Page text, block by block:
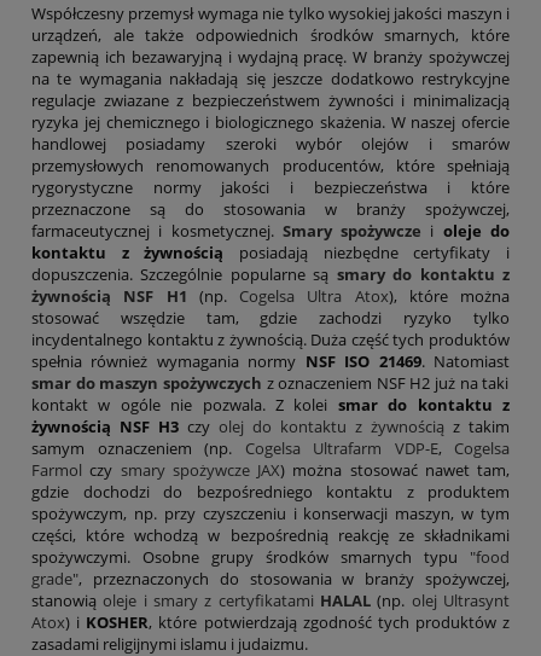
Współczesny przemysł wymaga nie tylko wysokiej jakości maszyn i
urządzeń, ale także odpowiednich środków smarnych, które
zapewnią ich bezawaryjną i wydajną pracę. W branży spożywczej
na te wymagania nakładają się jeszcze dodatkowo restrykcyjne
regulacje zwiazane z bezpieczeństwem żywności i minimalizacją
ryzyka jej chemicznego i biologicznego skażenia. W naszej ofercie
handlowej posiadamy szeroki wybór olejów i smarów
przemysłowych renomowanych producentów, które spełniają
rygorystyczne normy jakości i bezpieczeństwa i które
przeznaczone są do stosowania w branży spożywczej,
farmaceutycznej i kosmetycznej. Smary spożywcze i oleje do
kontaktu z żywnością posiadają niezbędne certyfikaty i
dopuszczenia. Szczególnie popularne są smary do kontaktu z
żywnością NSF H1
(np. Cogelsa Ultra Atox), które można
stosować wszędzie tam, gdzie zachodzi ryzyko tylko
incydentalnego kontaktu z żywnością. Duża część tych produktów
spełnia również wymagania normy NSF ISO 21469. Natomiast
smar do maszyn spożywczych z oznaczeniem NSF H2 już na taki
kontakt w ogóle nie pozwala. Z kolei smar do kontaktu z
żywnością NSF H3 czy olej do kontaktu z żywnością z takim
samym oznaczeniem (np. Cogelsa Ultrafarm VDP-E, Cogelsa
Farmol czy smary spożywcze JAX) można stosować nawet tam,
gdzie dochodzi do bezpośredniego kontaktu z produktem
spożywczym, np. przy czyszczeniu i konserwacji maszyn, w tym
części, które wchodzą w bezpośrednią reakcję ze składnikami
spożywczymi. Osobne grupy środków smarnych typu "food
grade", przeznaczonych do stosowania w branży spożywczej,
stanowiąoleje i smary z certyfikatami HALAL (np. olej Ultrasynt
Atox) i KOSHER, które potwierdzają zgodność tych produktów z
zasadami religijnymi islamu i judaizmu.